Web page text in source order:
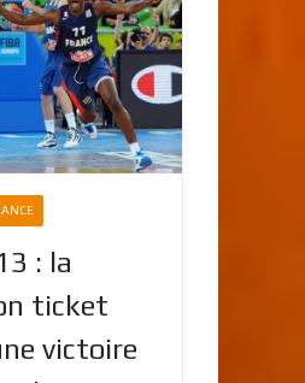
: la
ticket
victoire